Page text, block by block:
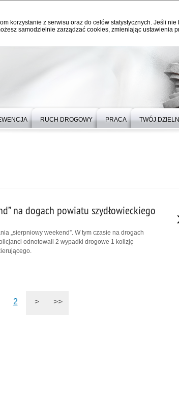
korzystanie z serwisu oraz do celów statystycznych. Jeśli
samodzielnie zarządzać cookies, zmieniając ustawienia
RUCH DROGOWY PRACA TWÓJ
na dogach powiatu szydłowieckiego
„sierpniowy weekend”. W tym czasie na drogach
odnotowali 2 wypadki drogowe 1 kolizję
2 > >>